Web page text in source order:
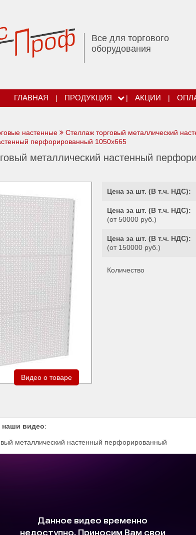
Все для торгового
оборудования
ГЛАВНАЯ | ПРОДУКЦИЯ | АКЦИИ |
настенные Стеллаж торговый металлический
перфорированный 1050х665
металлический настенный
Видео о товаре
Цена за шт. (В т.ч. НДС):
Цена за шт. (В т.ч. НДС):
(от 50000 руб.)
Цена за шт. (В т.ч. НДС):
(от 150000 руб.)
Количество
наши видео:
металлический настенный перфорированный